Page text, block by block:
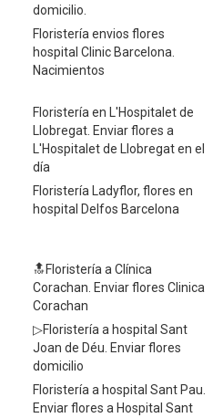
domicilio.
Floristería envios flores
hospital Clinic Barcelona.
Nacimientos
Floristería en L'Hospitalet de
Llobregat. Enviar flores a
L'Hospitalet de Llobregat en el
día
Floristería Ladyflor, flores en
hospital Delfos Barcelona
🔝Floristería a Clínica
Corachan. Enviar flores Clinica
Corachan
▷Floristería a hospital Sant
Joan de Déu. Enviar flores
domicilio
Floristería a hospital Sant Pau.
Enviar flores a Hospital Sant